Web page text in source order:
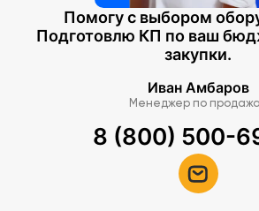
Помогу с выбором
Подготовлю КП по ваш
закупки.
Иван Амбаров
Менеджер по
8 (800) 500-